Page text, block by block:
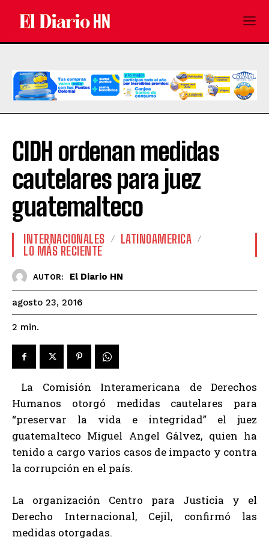
CIDH ordenan medidas
cautelares para juez
guatemalteco
INTERNACIONALES
LATINOAMERICA
LO MÁS RECIENTE
AUTOR: El Diario HN
agosto 23, 2016
2 min.
La Comisión Interamericana de Derechos
Humanos otorgó medidas cautelares para
“preservar la vida e integridad” el juez
guatemalteco Miguel Angel Gálvez, quien ha
tenido a cargo varios casos de impacto y contra
la corrupción en el país.
La organización Centro para Justicia y el
Derecho Internacional, Cejil, confirmó las
medidas otorgadas.